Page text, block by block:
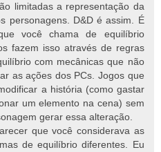
limitadas a representação da
personagens. D&D é assim. É
você chama de equilíbrio
fazem isso através de regras
com mecânicas que não
as ações dos PCs. Jogos que
a história (como gastar
um elemento na cena) sem
gerar essa alteração.
que você considerava as
de equilíbrio diferentes. Eu